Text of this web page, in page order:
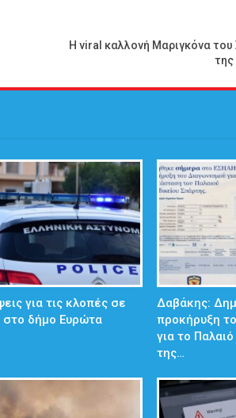
Η viral καλλονή Μαριγκόνα του
της
για τις κλοπές σε
στο δήμο Ευρώτα
Δαβάκης:
προκήρυξη
για το
της…